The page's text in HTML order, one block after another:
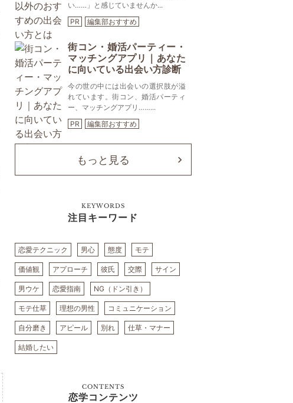
い……」と感じていませんか...
PR
編集部おすすめ
街コン・婚活パーティー・
マッチングアプリ｜あなた
に向いている出会い方診断
今の世の中には出会いの選択肢が溢
れています。街コン、婚活パーティ
ー、マッチングアプリ……...
PR
編集部おすすめ
もっと見る
KEYWORDS
注目キーワード
恋愛テクニック 男心 態度 モテ
価値観 アプローチ 彼氏 交際 サイン
男ウケ 恋愛指南 NG（ドン引き）
モテ仕草 理想の男性 コミュニケーション
自分磨き アピール 別れ 仕草・マナー
結婚したい
CONTENTS
恋学コンテンツ